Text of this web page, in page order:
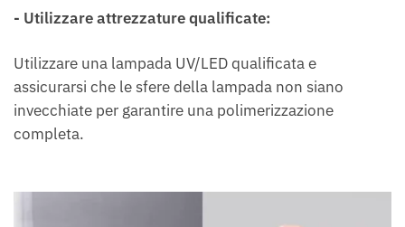
- Utilizzare attrezzature qualificate:
Utilizzare una lampada UV/LED qualificata e
assicurarsi che le sfere della lampada non siano
invecchiate per garantire una polimerizzazione
completa.